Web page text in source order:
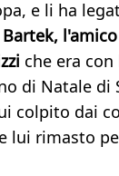
e li ha
Bartek,
che era
di Natale di
colpito dai
lui rimasto